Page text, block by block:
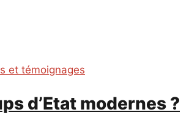
et témoignages
d’Etat modernes ?